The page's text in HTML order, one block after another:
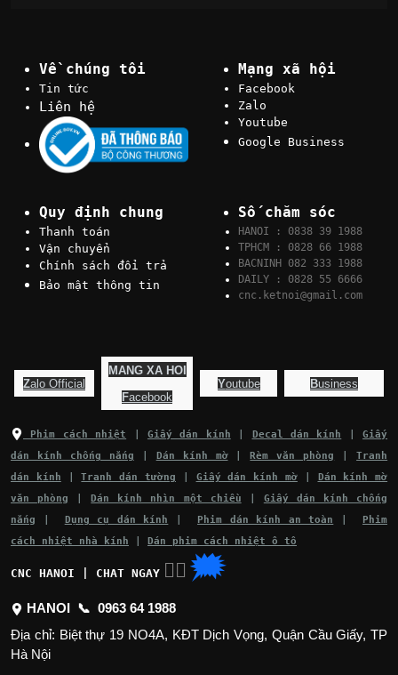
Về chúng tôi
Tin tức
Liên hệ
Mạng xã hội
Facebook
Zalo
Youtube
Google Business
Quy định chung
Thanh toán
Vận chuyển
Chính sách đổi trả
Bảo mật thông tin
Số chăm sóc
HANOI : 0838 39 1988
TPHCM : 0828 66 1988
BACNINH 082 333 1988
DAILY : 0828 55 6666
cnc.ketnoi@gmail.com
Zalo Official
MANG XA HOI
Facebook
Youtube Business
Phim cách nhiệt Giấy dán kính Decal dán kính |Giấy
dán kính chống nắng
Dán kính mờ |Rèm văn phòng |Tranh
dán kính
Tranh dán tường Giấy dán kính mờ
Dán kính mờ
văn phòng
|Dán kính nhìn một chiều
Giấy dán kính chống
nắng
Dụng cụ dán kính Phim dán kính an toàn
Phim
cách nhiệt nhà kính
Dán phim cách nhiệt ô tô
CNC HANOI | CHAT NGAY 👉🏽 🗯
HANOI 📞 0963 64 1988
Địa chỉ: Biệt thự 19 NO4A, KĐT Dịch Vọng, Quận Cầu Giấy, TP
Hà Nội